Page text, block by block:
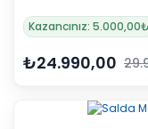
Kazancınız: 5.000,00₺
₺24.990,00